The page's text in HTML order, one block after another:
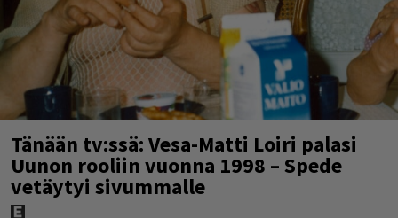
Tänään tv:ssä: Vesa-Matti Loiri palasi
Uunon rooliin vuonna 1998 – Spede
vetäytyi sivummalle